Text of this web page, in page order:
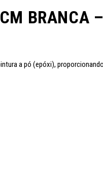
BRANCA
a pó (epóxi),